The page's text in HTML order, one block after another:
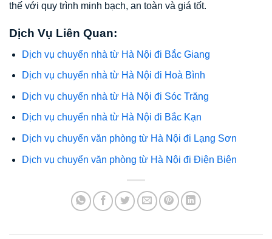
thế với quy trình minh bạch, an toàn và giá tốt.
Dịch Vụ Liên Quan:
Dịch vụ chuyển nhà từ Hà Nội đi Bắc Giang
Dịch vụ chuyển nhà từ Hà Nội đi Hoà Bình
Dịch vụ chuyển nhà từ Hà Nội đi Sóc Trăng
Dịch vụ chuyển nhà từ Hà Nội đi Bắc Kạn
Dịch vụ chuyển văn phòng từ Hà Nội đi Lạng Sơn
Dịch vụ chuyển văn phòng từ Hà Nội đi Điện Biên